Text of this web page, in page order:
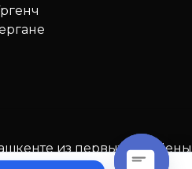
из первых рук. Цены